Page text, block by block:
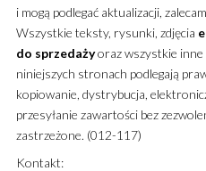
i mogą podlegać aktualizacji,
Wszystkie teksty, rysunki, zdjęcia
do sprzedażyoraz wszystkie inne
niniejszych stronach podlegają
kopiowanie, dystrybucja,
przesyłanie zawartości bez
zastrzeżone. (012-117)
Kontakt: